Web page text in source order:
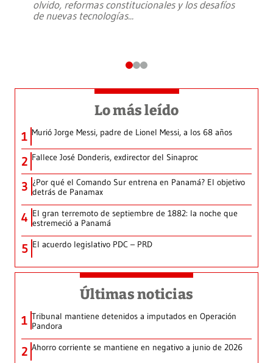
olvido, reformas constitucionales y los desafíos
de nuevas tecnologías...
Lo más leído
1 Murió Jorge Messi, padre de Lionel Messi, a los 68 años
2 Fallece José Donderis, exdirector del Sinaproc
3 ¿Por qué el Comando Sur entrena en Panamá? El objetivo
detrás de Panamax
4 El gran terremoto de septiembre de 1882: la noche que
estremeció a Panamá
5 El acuerdo legislativo PDC – PRD
Últimas noticias
1 Tribunal mantiene detenidos a imputados en Operación
Pandora
2 Ahorro corriente se mantiene en negativo a junio de 2026